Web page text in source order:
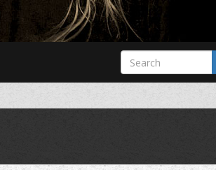
Search
form
Search